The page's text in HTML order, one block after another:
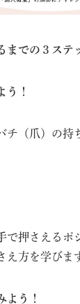
までの３ステ
！
チ（爪）の持
押さえるポ
え方を学びま
う！